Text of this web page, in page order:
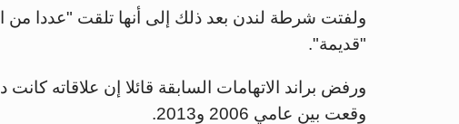
ولفتت شرطة لندن بعد ذلك إلى أنها تلقت "عددا من
"قديمة".
ورفض براند الاتهامات السابقة قائلا إن علاقاته
وقعت بين عامي 2006 و2013.